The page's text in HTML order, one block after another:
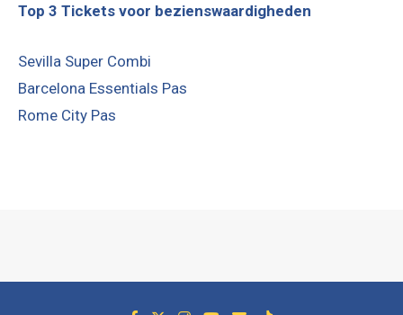
Top 3 Tickets voor bezienswaardigheden
Sevilla Super Combi
Barcelona Essentials Pas
Rome City Pas